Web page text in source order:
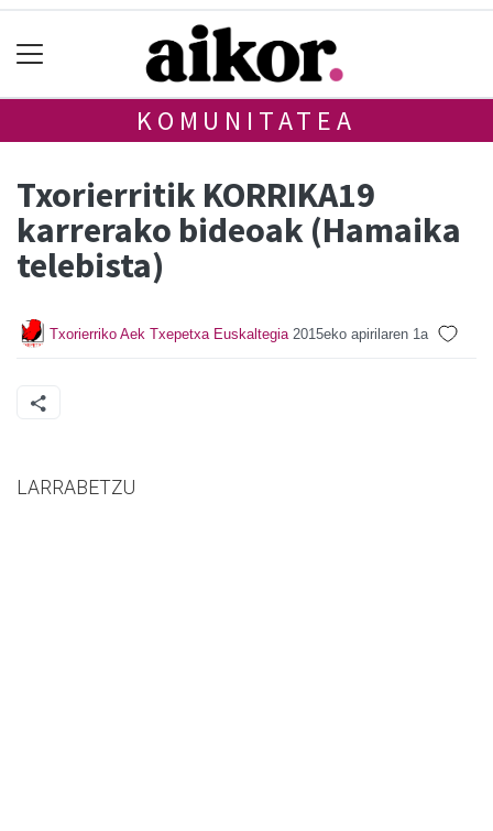
KOMUNITATEA
Txorierritik KORRIKA19
karrerako bideoak (Hamaika
telebista)
Txorierriko Aek Txepetxa Euskaltegia 2015eko apirilaren 1a
LARRABETZU